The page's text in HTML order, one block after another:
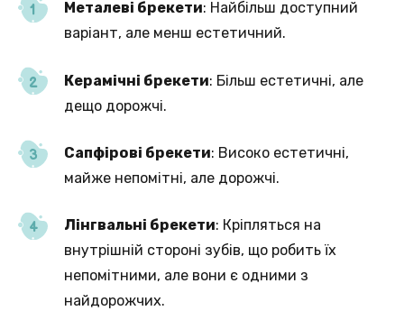
Металеві брекети: Найбільш доступний
варіант, але менш естетичний.
Керамічні брекети: Більш естетичні, але
дещо дорожчі.
Сапфірові брекети: Високо естетичні,
майже непомітні, але дорожчі.
Лінгвальні брекети: Кріпляться на
внутрішній стороні зубів, що робить їх
непомітними, але вони є одними з
найдорожчих.